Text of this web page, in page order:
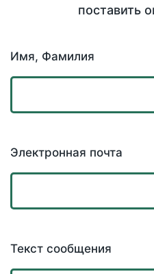
поставить
Имя, Фамилия
Электронная почта
Текст сообщения